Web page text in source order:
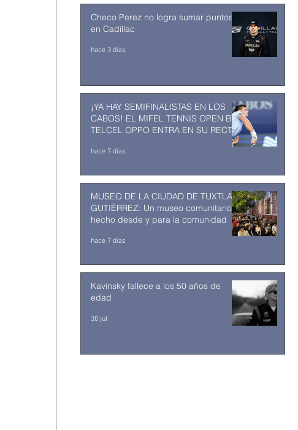
Checo Perez no logra sumar puntos
en Cadillac
hace 3 días
¡YA HAY SEMIFINALISTAS EN LOS
CABOS! EL MIFEL TENNIS OPEN BY
TELCEL OPPO ENTRA EN SU RECTA
hace 7 días
MUSEO DE LA CIUDAD DE TUXTLA
GUTIÉRREZ: Un museo comunitario
hecho desde y para la comunidad
hace 7 días
Kavinsky fallece a los 50 años de
edad
30 jul